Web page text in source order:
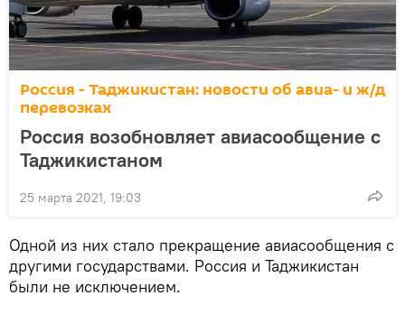
Россия - Таджикистан: новости об авиа- и ж/д
перевозках
Россия возобновляет авиасообщение с
Таджикистаном
25 марта 2021, 19:03
Одной из них стало прекращение авиасообщения с
другими государствами. Россия и Таджикистан
были не исключением.